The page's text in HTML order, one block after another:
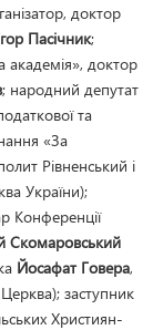
доктор
Пасічник;
академія», доктор
; народний депутат
та
«За
Рівненський і
України);
Конференції
Скомаровський
Йосафат Говера,
заступник
Християн-